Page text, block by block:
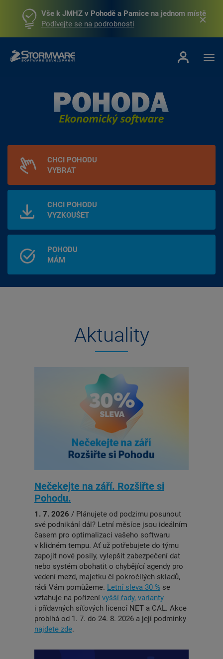
Vše k JMHZ v Pohodě a Pamice na jednom místě
Podívejte se na podrobnosti
CHCI POHODU
VYBRAT
CHCI POHODU
VYZKOUŠET
POHODU
MÁM
Aktuality
Nečekejte na září. Rozšiřte si
Pohodu.
1. 7. 2026 / Plánujete od podzimu posunout
své podnikání dál? Letní měsíce jsou ideálním
časem pro optimalizaci vašeho softwaru
v klidném tempu. Ať už potřebujete do týmu
zapojit nové posily, vylepšit zabezpečení dat
nebo systém obohatit o chybějící agendy pro
vedení mezd, majetku či pokročilých skladů,
rádi Vám pomůžeme. Letní sleva 30 % se
vztahuje na pořízení vyšší řady, varianty
i přídavných síťových licencí NET a CAL. Akce
probíhá od 1. 7. do 24. 8. 2026 a její podmínky
najdete zde.